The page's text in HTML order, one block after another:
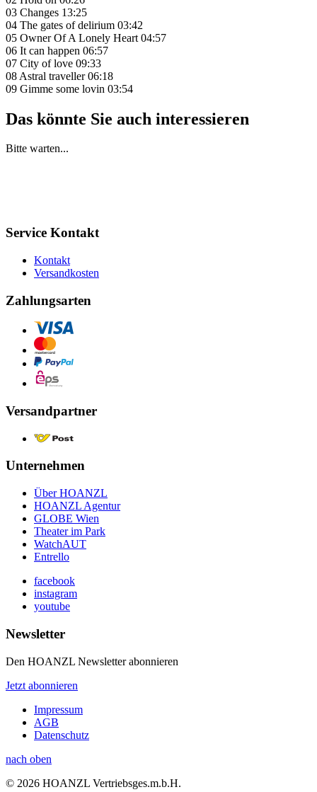
03 Changes 13:25
04 The gates of delirium 03:42
05 Owner Of A Lonely Heart 04:57
06 It can happen 06:57
07 City of love 09:33
08 Astral traveller 06:18
09 Gimme some lovin 03:54
Das könnte Sie auch interessieren
Bitte warten...
Service Kontakt
Kontakt
Versandkosten
Zahlungsarten
Versandpartner
Unternehmen
Über HOANZL
HOANZL Agentur
GLOBE Wien
Theater im Park
WatchAUT
Entrello
facebook
instagram
youtube
Newsletter
Den HOANZL Newsletter abonnieren
Jetzt abonnieren
Impressum
AGB
Datenschutz
nach oben
© 2026 HOANZL Vertriebsges.m.b.H.